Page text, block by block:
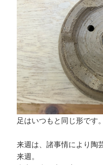
足はいつもと同じ形です。
来週は、諸事情により陶
来週。